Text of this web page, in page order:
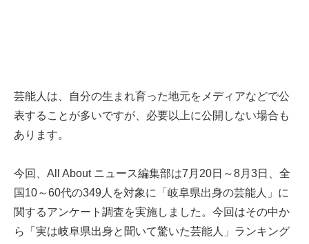
芸能人は、自分の生まれ育った地元をメディアなどで公
表することが多いですが、必要以上に公開しない場合も
あります。
今回、All About ニュース編集部は7月20日～8月3日、全
国10～60代の349人を対象に「岐阜県出身の芸能人」に
関するアンケート調査を実施しました。今回はその中か
ら「実は岐阜県出身と聞いて驚いた芸能人」ランキング